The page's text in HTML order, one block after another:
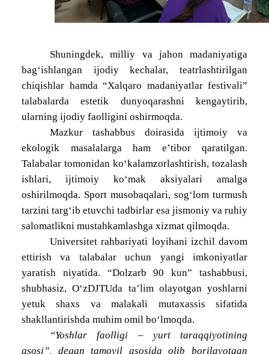
Shuningdek, milliy va jahon madaniyatiga
bag‘ishlangan ijodiy kechalar, teatrlashtirilgan
chiqishlar hamda “Xalqaro madaniyatlar festivali”
talabalarda estetik dunyoqarashni kengaytirib,
ularning ijodiy faolligini oshirmoqda.
Mazkur tashabbus doirasida ijtimoiy va
ekologik masalalarga ham e’tibor qaratilgan.
Talabalar tomonidan ko‘kalamzorlashtirish, tozalash
ishlari, ijtimoiy ko‘mak aksiyalari amalga
oshirilmoqda. Sport musobaqalari, sog‘lom turmush
tarzini targ‘ib etuvchi tadbirlar esa jismoniy va ruhiy
salomatlikni mustahkamlashga xizmat qilmoqda.
Universitet rahbariyati loyihani izchil davom
ettirish va talabalar uchun yangi imkoniyatlar
yaratish niyatida. “Dolzarb 90 kun” tashabbusi,
shubhasiz, O‘zDJTUda ta’lim olayotgan yoshlarni
yetuk shaxs va malakali mutaxassis sifatida
shakllantirishda muhim omil bo‘lmoqda.
“Yoshlar faolligi – yurt taraqqiyotining
asosi”, degan tamoyil asosida olib borilayotgan